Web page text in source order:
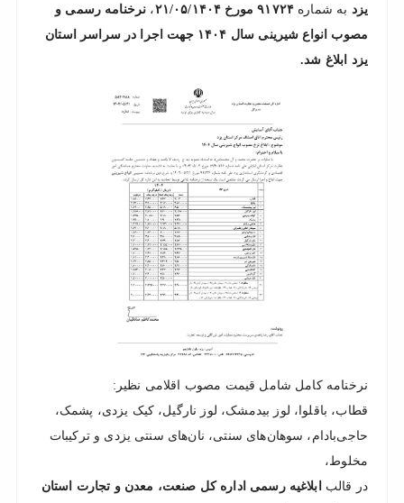
یزد به شماره ۹۱۷۲۴ مورخ ۲۱/۰۵/۱۴۰۴ ، نرخنامه رسمی و
مصوب انواع شیرینی سال ۱۴۰۴ جهت اجرا در سراسر استان
یزد ابلاغ شد.
نرخنامه کامل شامل قیمت مصوب اقلامی نظیر:
قطاب، باقلوا، لوز بیدمشک، لوز نارگیل، کیک یزدی، پشمک،
حاجی‌بادام، سوهان‌های سنتی، نان‌های سنتی یزدی و ترکیبات
مخلوط،
در قالب
ابلاغیه رسمی اداره کل صنعت، معدن و تجارت استان